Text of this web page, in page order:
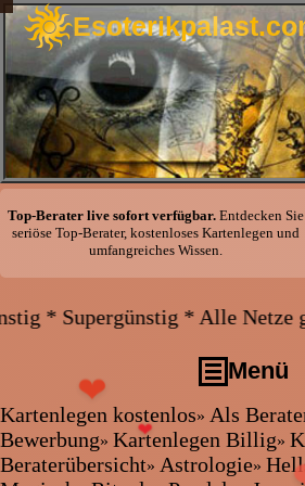
❤ ❤
❤
❤
❤
❤
Top-Berater live sofort verfügbar.Entdecken Sie
seriöse Top-Berater, kostenloses Kartenlegen und
umfangreiches Wissen.
gleicher Preis * Handy
Menü
Kartenlegen kostenlos
Als Berater/in arbeiten -
Kartenlegen kostenlos» Als
Bewerbung» Kartenlegen Billig»
Beraterübersicht» Astrologie»